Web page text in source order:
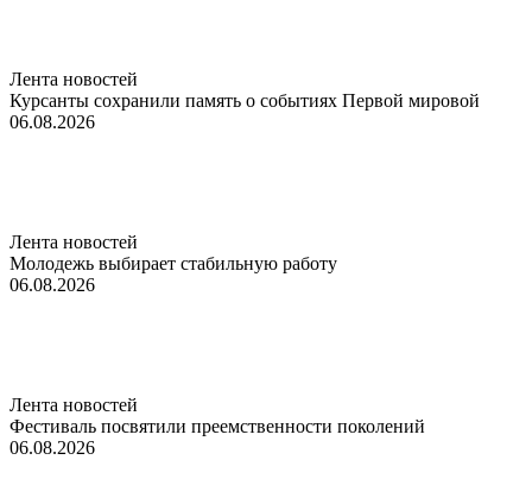
Лента новостей
Курсанты сохранили память о событиях Первой мировой
06.08.2026
Лента новостей
Молодежь выбирает стабильную работу
06.08.2026
Лента новостей
Фестиваль посвятили преемственности поколений
06.08.2026